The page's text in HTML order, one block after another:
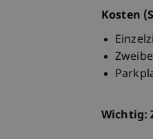
Kosten
Wichtig: